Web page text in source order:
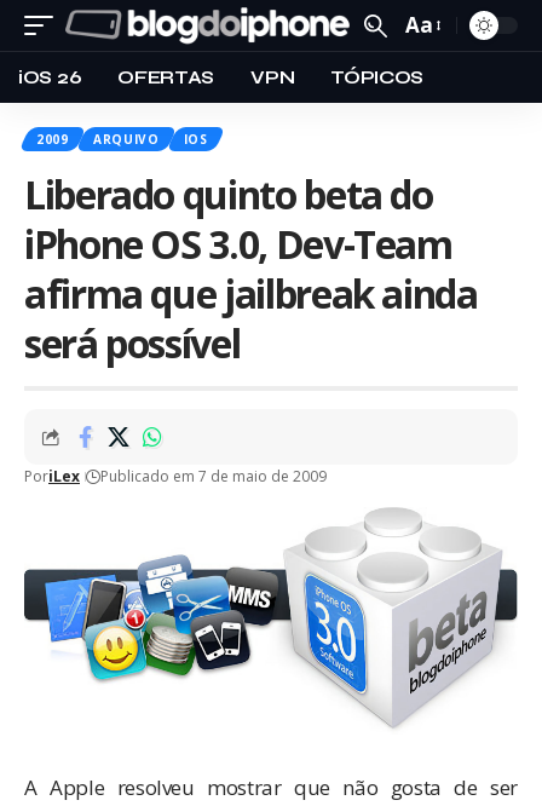
Aa
iOS 26 OFERTAS VPN TÓPICOS
2009 ARQUIVO IOS
Liberado quinto beta do
iPhone OS 3.0, Dev-Team
afirma que jailbreak ainda
será possível
PoriLex Publicado em 7 de maio de 2009
A Apple resolveu mostrar que não gosta de ser